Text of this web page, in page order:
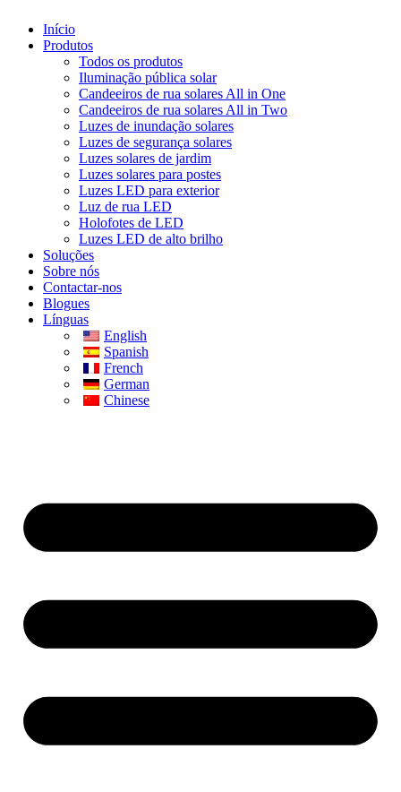
Início
Produtos
Todos os produtos
Iluminação pública solar
Candeeiros de rua solares All in One
Candeeiros de rua solares All in Two
Luzes de inundação solares
Luzes de segurança solares
Luzes solares de jardim
Luzes solares para postes
Luzes LED para exterior
Luz de rua LED
Holofotes de LED
Luzes LED de alto brilho
Soluções
Sobre nós
Contactar-nos
Blogues
Línguas
English
Spanish
French
German
Chinese